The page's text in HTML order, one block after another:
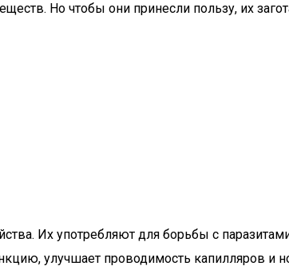
Но чтобы они принесли пользу, их
Их употребляют для борьбы с
улучшает проводимость капилляров и